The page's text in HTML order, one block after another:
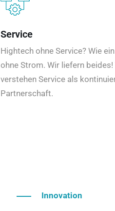
Service
Hightech ohne Service? Wie
ohne Strom. Wir liefern beides!
verstehen Service als
Partnerschaft.
Innovation